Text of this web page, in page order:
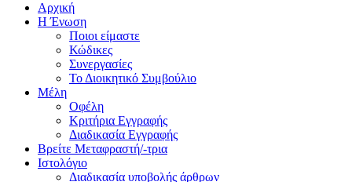
Αρχική
Η Ένωση
Ποιοι είμαστε
Κώδικες
Συνεργασίες
Το Διοικητικό Συμβούλιο
Μέλη
Οφέλη
Κριτήρια Εγγραφής
Διαδικασία Εγγραφής
Βρείτε Μεταφραστή/-τρια
Ιστολόγιο
Διαδικασία υποβολής άρθρων